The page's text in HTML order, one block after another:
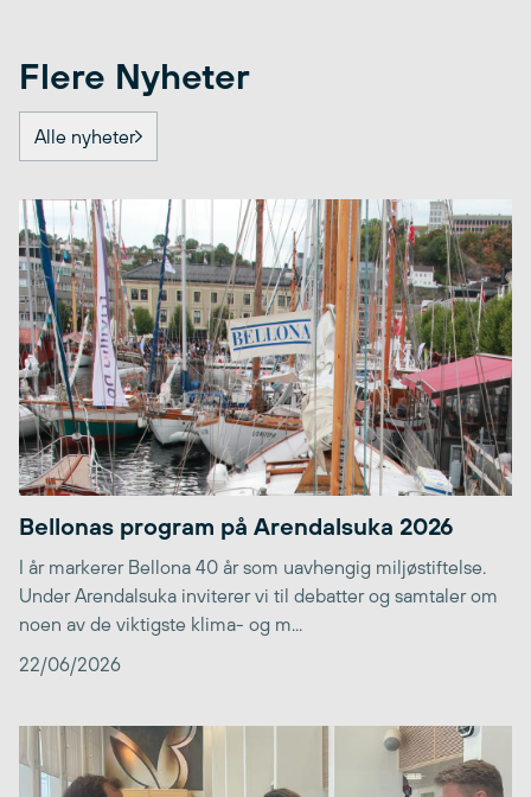
Flere Nyheter
Alle nyheter
Bellonas program på Arendalsuka 2026
I år markerer Bellona 40 år som uavhengig miljøstiftelse.
Under Arendalsuka inviterer vi til debatter og samtaler om
noen av de viktigste klima- og m...
22/06/2026